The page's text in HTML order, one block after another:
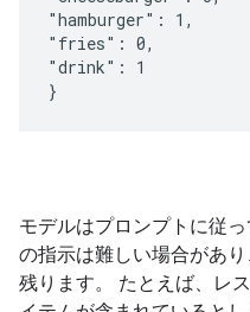
"hamburger": 1,
"fries": 0,
"drink": 1
モデルはプロンプトに従
の指示は難しい場合があ
残ります。 たとえば、レ